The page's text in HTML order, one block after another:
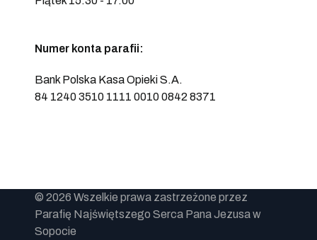
Numer konta parafii:
Bank Polska Kasa Opieki S.A.
84 1240 3510 1111 0010 0842 8371
© 2026 Wszelkie prawa zastrzeżone przez
Parafię Najświętszego Serca Pana Jezusa w
Sopocie